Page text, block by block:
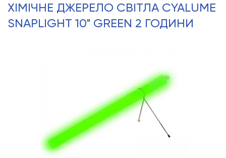
ХІМІЧНЕ ДЖЕРЕЛО СВІТЛА CYALUME
SNAPLIGHT 10" GREEN 2 ГОДИНИ